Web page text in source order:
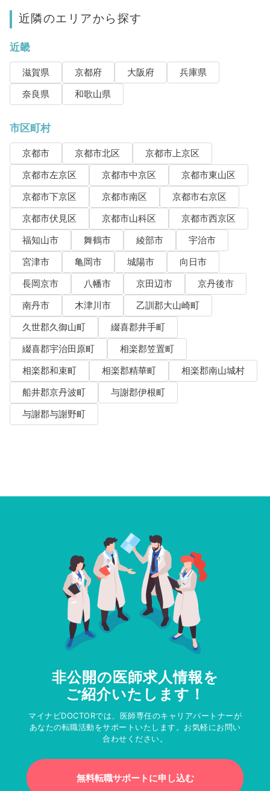
近隣のエリアから探す
近畿
滋賀県 京都府 大阪府
兵庫県
奈良県
和歌山県
市区町村
京都市 京都市北区
京都市上京区
京都市左京区
京都市中京区
京都市東山区
京都市下京区
京都市南区
京都市右京区
京都市伏見区
京都市山科区
京都市西京区
福知山市
舞鶴市 綾部市
宇治市
宮津市
亀岡市 城陽市
向日市
長岡京市
八幡市 京田辺市
京丹後市
南丹市
木津川市
乙訓郡大山崎町
久世郡久御山町
綴喜郡井手町
綴喜郡宇治田原町
相楽郡笠置町
相楽郡和束町
相楽郡精華町
相楽郡南山城村
船井郡京丹波町
与謝郡伊根町
与謝郡与謝野町
非公開の医師求人情報を
ご紹介いたします！
マイナビDOCTORでは、医師専任のキャリアパートナーが
あなたの転職活動をサポートいたします。お気軽にお問い
合わせください。
無料転職サポートに申し込む